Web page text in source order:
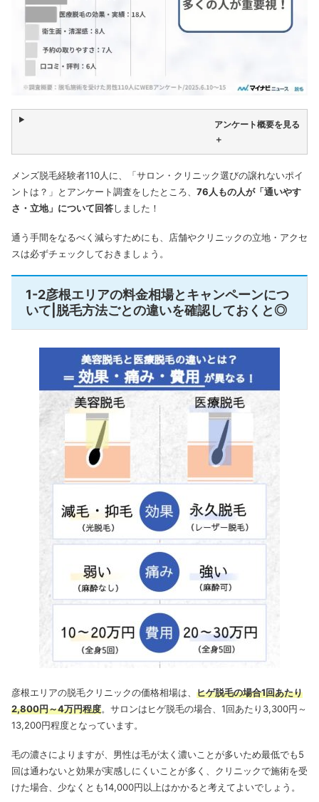
アンケート概要を見る
＋
メンズ脱毛経験者110人に、「サロン・クリニック選びの譲れないポイ
ントは？」とアンケート調査をしたところ、 76人もの人が「通いやす
さ・立地」について回答しました！
通う手間をなるべく減らすためにも、店舗やクリニックの立地・アクセ
スは必ずチェックしておきましょう。
1-2彦根エリアの料金相場とキャンペーンにつ
いて|脱毛方法ごとの違いを確認しておくと◎
彦根エリアの脱毛クリニックの価格相場は、 ヒゲ脱毛の場合1回あたり
2,800円～4万円程度。サロンはヒゲ脱毛の場合、1回あたり3,300円～
13,200円程度となっています。
毛の濃さによりますが、男性は毛が太く濃いことが多いため最低でも5
回は通わないと効果が実感しにくいことが多く、クリニックで施術を受
けた場合、少なくとも14,000円以上はかかると考えてよいでしょう。